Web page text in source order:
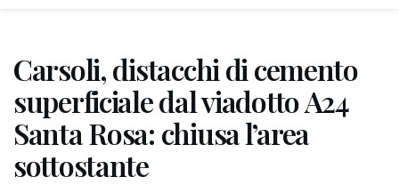
Carsoli, distacchi di cemento
superficiale dal viadotto A24
Santa Rosa: chiusa l’area
sottostante